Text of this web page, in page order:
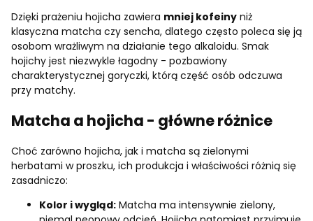
Dzięki prażeniu hojicha zawiera mniej kofeiny niż
klasyczna matcha czy sencha, dlatego często poleca się ją
osobom wrażliwym na działanie tego alkaloidu. Smak
hojichy jest niezwykle łagodny - pozbawiony
charakterystycznej goryczki, którą część osób odczuwa
przy matchy.
Matcha a hojicha - główne różnice
Choć zarówno hojicha, jak i matcha są zielonymi
herbatami w proszku, ich produkcja i właściwości różnią się
zasadniczo:
Kolor i wygląd: Matcha ma intensywnie zielony,